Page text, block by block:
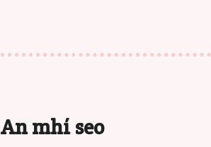
An mhí seo